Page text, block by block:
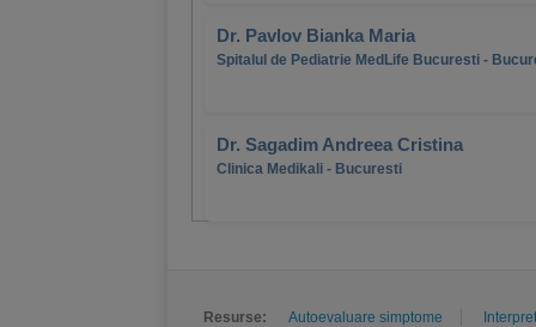
Dr. Pavlov Bianka Maria
Spitalul de Pediatrie MedLife Bucuresti -
Dr. Sagadim Andreea Cristina
Clinica Medikali - Bucuresti
Resurse: Autoevaluare simptome